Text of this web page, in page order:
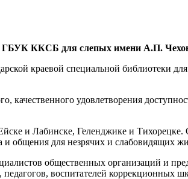
ГБУК ККСБ для слепых имени А.П.
краевой специальной библиотеки
качественного удовлетворения
и Лабинске, Геленджике и
общения для незрячих и слабовидящих
общественных организаций и
воспитателей коррекционных